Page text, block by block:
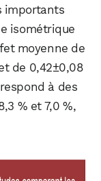
importants
isométrique
moyenne de
de 0,42±0,08
à des
% et 7,0 %,